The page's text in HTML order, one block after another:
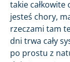
takie całkowite
jesteś chory,
rzeczami tam
dni trwa cały
po prostu z